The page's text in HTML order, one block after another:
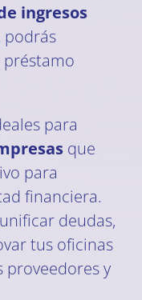
ingresos
podrás
para
que
para
financiera.
deudas,
tus oficinas
proveedores y